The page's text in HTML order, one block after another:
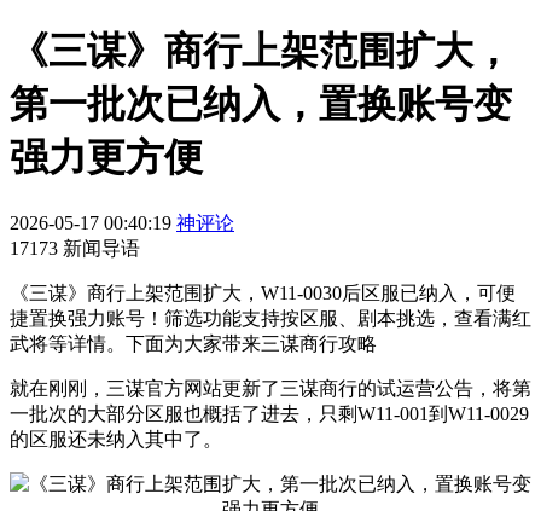
《三谋》商行上架范围扩大，
第一批次已纳入，置换账号变
强力更方便
2026-05-17 00:40:19 神评论
17173 新闻导语
《三谋》商行上架范围扩大，W11-0030后区服已纳入，可便
捷置换强力账号！筛选功能支持按区服、剧本挑选，查看满红
武将等详情。下面为大家带来三谋商行攻略
就在刚刚，三谋官方网站更新了三谋商行的试运营公告，将第
一批次的大部分区服也概括了进去，只剩W11-001到W11-0029
的区服还未纳入其中了。